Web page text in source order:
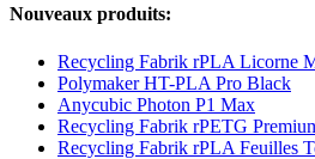
Nouveaux produits:
Recycling Fabrik rPLA Licorne
Polymaker HT-PLA Pro Black
Anycubic Photon P1 Max
Recycling Fabrik rPETG
Recycling Fabrik rPLA Feuilles